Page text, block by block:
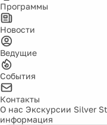
Программы
Новости
Ведущие
События
Контакты
О нас Экскурсии Silver
информация